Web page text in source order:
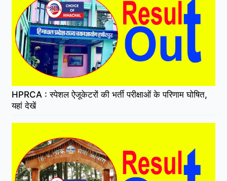
HPRCA : स्पेशल ऐजूकेटरों की भर्ती परीक्षाओं के परिणाम घोषित,
यहां देखें